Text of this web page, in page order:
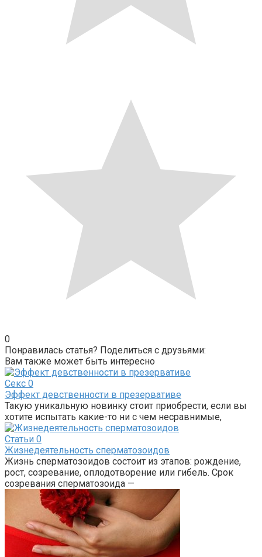
0
Понравилась статья? Поделиться с друзьями:
Вам также может быть интересно
Секс 0
Эффект девственности в презервативе
Такую уникальную новинку стоит приобрести, если вы
хотите испытать какие-то ни с чем несравнимые,
Статьи 0
Жизнедеятельность сперматозоидов
Жизнь сперматозоидов состоит из этапов: рождение,
рост, созревание, оплодотворение или гибель. Срок
созревания сперматозоида —